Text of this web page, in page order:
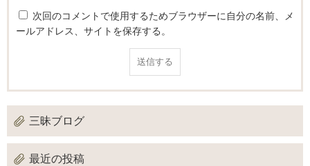
次回のコメントで使用するためブラウザーに自分の名前、メ
ールアドレス、サイトを保存する。
三昧ブログ
最近の投稿